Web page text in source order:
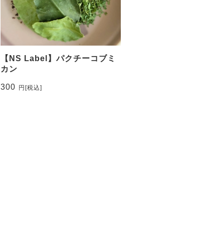
【NS Label】パクチーコブミ
カン
300 円[税込]